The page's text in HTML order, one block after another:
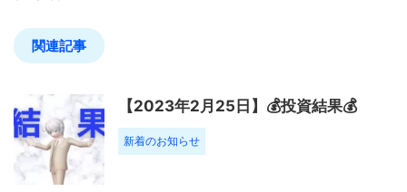
関連記事
【2023年2月25日】💰投資結果💰
新着のお知らせ